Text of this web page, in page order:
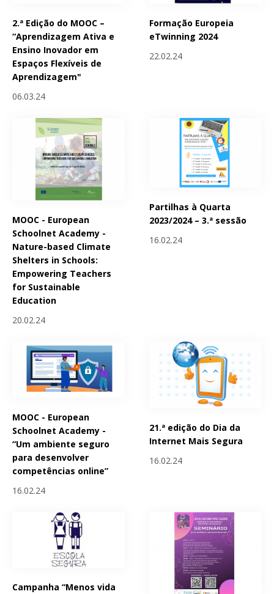
2.ª Edição do MOOC –
“Aprendizagem Ativa e
Ensino Inovador em
Espaços Flexíveis de
Aprendizagem"
06.03.24
Formação Europeia
eTwinning 2024
22.02.24
MOOC - European
Schoolnet Academy -
Nature-based Climate
Shelters in Schools:
Empowering Teachers
for Sustainable
Education
20.02.24
Partilhas à Quarta
2023/2024 – 3.ª sessão
16.02.24
MOOC - European
Schoolnet Academy -
“Um ambiente seguro
para desenvolver
competências online”
16.02.24
21.ª edição do Dia da
Internet Mais Segura
16.02.24
Campanha “Menos vida